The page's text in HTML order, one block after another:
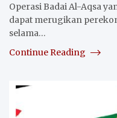
Operasi Badai Al-Aqsa
dapat merugikan
selama…
Continue Reading